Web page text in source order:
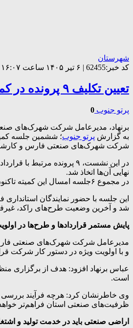
شهرستان
کد خبر:62455 | ۶ تیر ۱۴۰۵ ساعت ۱۶:۰۷
تعیین تکلیف ۹ پرونده در کمیته پایش شرکت شهرک‌های صنعتی فارس
پرتو جنوب 0
برنهاد، مدیرعامل شرکت شهرک‌های
به گزارش پرتو جنوب
شرکت شهرک‌های صنعتی فارس و
در این نشست، ۹ پرونده
نهایی آن‌ها اتخاذ شد.
در مجموع ۶جلسه امسال این کمیته تاکنون ۸۷طرح رسیدگی و تعیین تکلیف شده است .
این جلسه با حضور نمایندگان
شد و آخرین وضعیت طرح‌های راکد،
پایش مستمر قراردادها و طرح‌ها در
مدیرعامل شرکت شهرک‌های صنعتی فارس
و با اولویت ویژه در دستور کار شرکت
عباس برنهاد افزود: هدف از برگزاری
است.
وی خاطرنشان کرد: هرچه فرآیند بررسی
ظرفیت‌های صنعتی استان فراهم‌تر
اراضی صنعتی باید در خدمت تولید و